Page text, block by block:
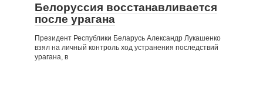
Белоруссия восстанавливается
после урагана
Президент Республики Беларусь Александр Лукашенко
взял на личный контроль ход устранения последствий
урагана, в